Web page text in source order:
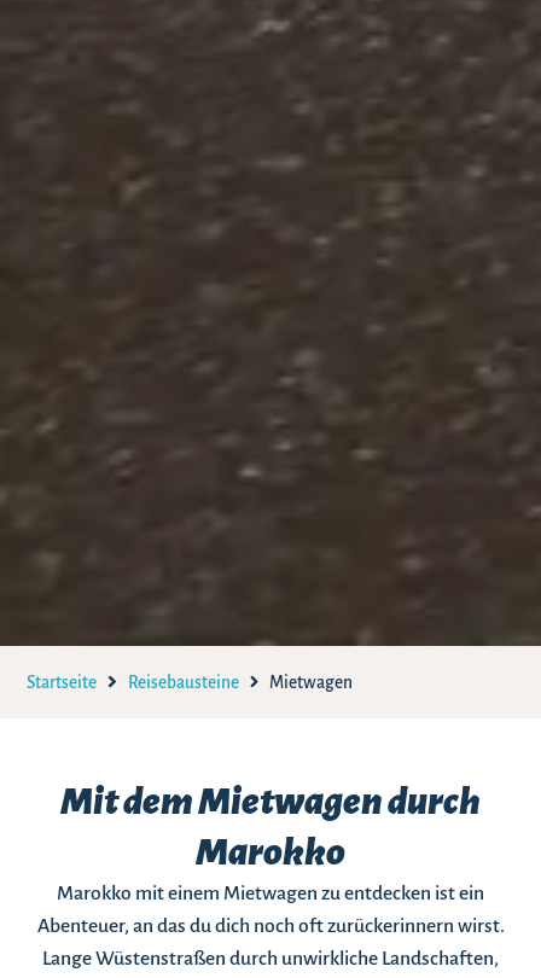
Startseite Reisebausteine Mietwagen
Mit dem Mietwagen durch
Marokko
Marokko mit einem Mietwagen zu entdecken ist ein
Abenteuer, an das du dich noch oft zurückerinnern wirst.
Lange Wüstenstraßen durch unwirkliche Landschaften,